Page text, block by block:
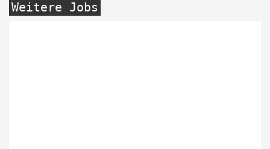
Weitere Jobs